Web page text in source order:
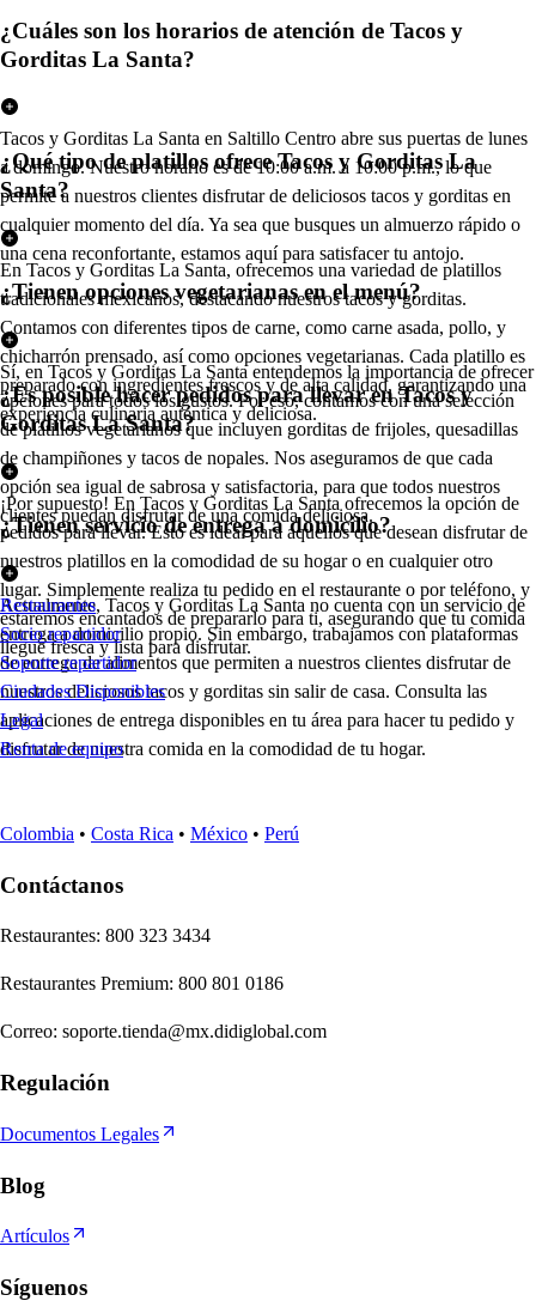
¿Cuáles son los horarios de atención de Tacos y
Gorditas La Santa?
Tacos y Gorditas La Santa en Saltillo Centro abre sus puertas de lunes
a domingo. Nuestro horario es de 10:00 a.m. a 10:00 p.m., lo que
permite a nuestros clientes disfrutar de deliciosos tacos y gorditas en
cualquier momento del día. Ya sea que busques un almuerzo rápido o
una cena reconfortante, estamos aquí para satisfacer tu antojo.
¿Qué tipo de platillos ofrece Tacos y Gorditas La
Santa?
En Tacos y Gorditas La Santa, ofrecemos una variedad de platillos
tradicionales mexicanos, destacando nuestros tacos y gorditas.
Contamos con diferentes tipos de carne, como carne asada, pollo, y
chicharrón prensado, así como opciones vegetarianas. Cada platillo es
preparado con ingredientes frescos y de alta calidad, garantizando una
experiencia culinaria auténtica y deliciosa.
¿Tienen opciones vegetarianas en el menú?
Sí, en Tacos y Gorditas La Santa entendemos la importancia de ofrecer
opciones para todos los gustos. Por eso, contamos con una selección
de platillos vegetarianos que incluyen gorditas de frijoles, quesadillas
de champiñones y tacos de nopales. Nos aseguramos de que cada
opción sea igual de sabrosa y satisfactoria, para que todos nuestros
clientes puedan disfrutar de una comida deliciosa.
¿Es posible hacer pedidos para llevar en Tacos y
Gorditas La Santa?
¡Por supuesto! En Tacos y Gorditas La Santa ofrecemos la opción de
pedidos para llevar. Esto es ideal para aquellos que desean disfrutar de
nuestros platillos en la comodidad de su hogar o en cualquier otro
lugar. Simplemente realiza tu pedido en el restaurante o por teléfono, y
estaremos encantados de prepararlo para ti, asegurando que tu comida
llegue fresca y lista para disfrutar.
¿Tienen servicio de entrega a domicilio?
Actualmente, Tacos y Gorditas La Santa no cuenta con un servicio de
entrega a domicilio propio. Sin embargo, trabajamos con plataformas
de entrega de alimentos que permiten a nuestros clientes disfrutar de
nuestros deliciosos tacos y gorditas sin salir de casa. Consulta las
aplicaciones de entrega disponibles en tu área para hacer tu pedido y
disfrutar de nuestra comida en la comodidad de tu hogar.
Restaurantes
Socio repartidor
Soporte repartidor
Ciudades Disponibles
Legal
Renta de equipo
Colombia • Costa Rica • México • Perú
Contáctanos
Restaurantes: 800 323 3434
Restaurantes Premium: 800 801 0186
Correo: soporte.tienda@mx.didiglobal.com
Regulación
Documentos Legales
Blog
Artículos
Síguenos